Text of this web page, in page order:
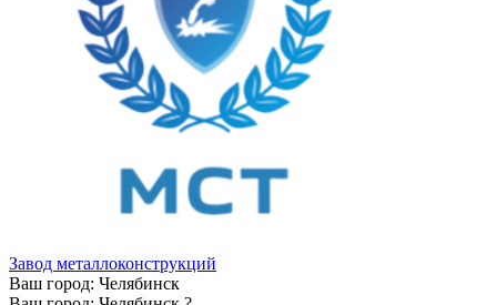
Завод металлоконструкций
Ваш город: Челябинск